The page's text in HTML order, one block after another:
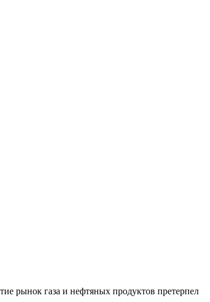
рынок газа и нефтяных продуктов претерпел